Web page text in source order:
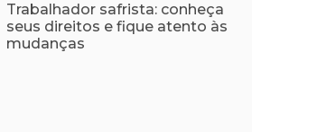
Trabalhador safrista: conheça
seus direitos e fique atento às
mudanças